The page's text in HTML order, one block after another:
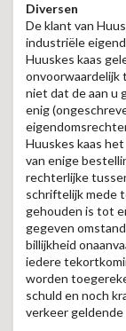
Diversen
De klant van
industriële
Huuskes kaas
onvoorwaardelijk
niet dat de aan u
enig
Huuskes kaas
van enige
rechterlijke
schriftelijk mede
gehouden is tot
gegeven
billijkheid
iedere
worden
schuld en noch
verkeer